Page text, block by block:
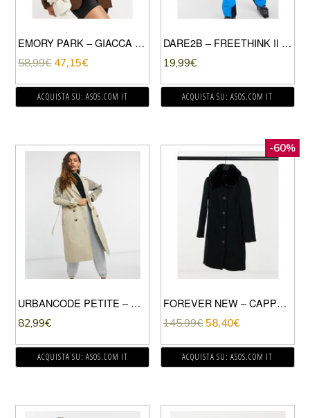
EMORY PARK – GIACCA ELEGANTE DAD FIT LUNGO COLOR CIOCCOLATO-MARRONE
58,99€ 47,15€
ACQUISTA SU: ASOS.COM IT
DARE2B – FREETHINK II – FELPA IN PILE NERA-NERO
19,99€
ACQUISTA SU: ASOS.COM IT
URBANCODE PETITE – TRENCH CON PANNELLO A QUADRI COMBINATI-CREMA
82,99€
ACQUISTA SU: ASOS.COM IT
-60%
FOREVER NEW – CAPPOTTO LUNGO CON COLLETTO IN PELLICCIA SINTETICA NERO
145,99€ 58,40€
ACQUISTA SU: ASOS.COM IT